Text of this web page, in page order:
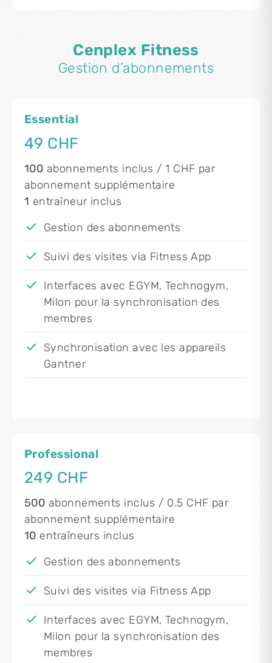
Cenplex Fitness
Gestion d’abonnements
Essential
49 CHF
100 abonnements inclus / 1 CHF par
abonnement supplémentaire
1 entraîneur inclus
Gestion des abonnements
Suivi des visites via Fitness App
Interfaces avec EGYM, Technogym,
Milon pour la synchronisation des
membres
Synchronisation avec les appareils
Gantner
Professional
249 CHF
500 abonnements inclus / 0.5 CHF par
abonnement supplémentaire
10 entraîneurs inclus
Gestion des abonnements
Suivi des visites via Fitness App
Interfaces avec EGYM, Technogym,
Milon pour la synchronisation des
membres